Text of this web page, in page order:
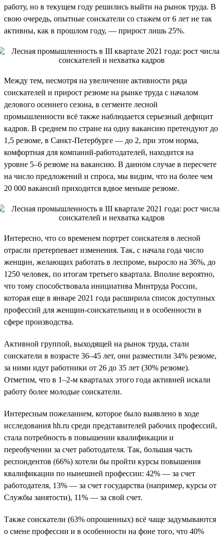
работу, но в текущем году решились выйти на рынок труда. В
свою очередь, опытные соискатели со стажем от 6 лет не так
активны, как в прошлом году, — прирост лишь 25%.
Между тем, несмотря на увеличение активности ряда
соискателей и прирост резюме на рынке труда с началом
делового осеннего сезона, в сегменте лесной
промышленности всё также наблюдается серьезный дефицит
кадров. В среднем по стране на одну вакансию претендуют до
1,5 резюме, в Санкт-Петербурге — до 2, при этом норма,
комфортная для компаний-работодателей, находится на
уровне 5–6 резюме на вакансию. В данном случае в пересчете
на число предложений и спроса, мы видим, что на более чем
20 000 вакансий приходится вдвое меньше резюме.
Интересно, что со временем портрет соискателя в лесной
отрасли претерпевает изменения. Так, с начала года число
женщин, желающих работать в леспроме, выросло на 36%, до
1250 человек, по итогам третьего квартала. Вполне вероятно,
что тому способствовала инициатива Минтруда России,
которая еще в январе 2021 года расширила список доступных
профессий для женщин-соискательниц и в особенности в
сфере производства.
Активной группой, выходящей на рынок труда, стали
соискатели в возрасте 36–45 лет, они разместили 34% резюме,
за ними идут работники от 26 до 35 лет (30% резюме).
Отметим, что в 1–2-м кварталах этого года активней искали
работу более молодые соискатели.
Интересным пожеланием, которое было выявлено в ходе
исследования hh.ru среди представителей рабочих профессий,
стала потребность в повышении квалификации и
переобучении за счет работодателя. Так, большая часть
респондентов (66%) хотели бы пройти курсы повышения
квалификации по нынешней профессии: 42% — за счет
работодателя, 13% — за счет государства (например, курсы от
Службы занятости), 11% — за свой счет.
Также соискатели (63% опрошенных) всё чаще задумываются
о смене профессии и в особенности на фоне того, что 40%